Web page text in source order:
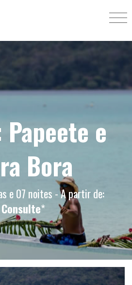
e
Bora
e 07 noites - A partir de:
Consulte*